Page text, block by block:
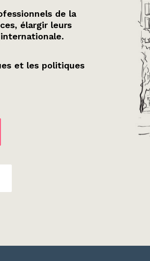
de la
élargir leurs
et les politiques